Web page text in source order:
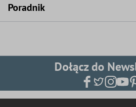
Poradnik
Dołącz do